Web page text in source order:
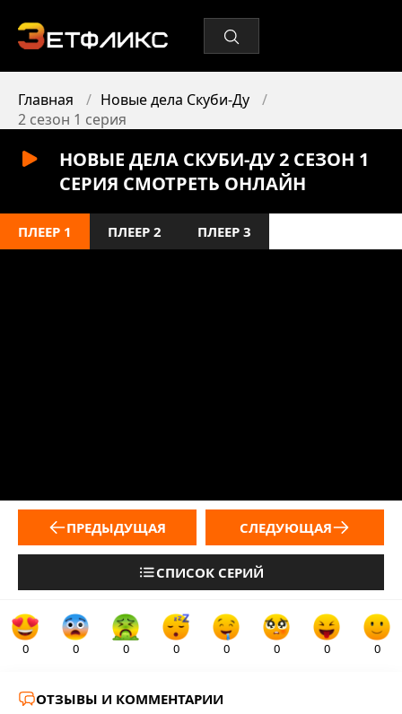
Главная
Новые дела Скуби-Ду
2 сезон 1 серия
НОВЫЕ ДЕЛА СКУБИ-ДУ 2 СЕЗОН 1
СЕРИЯ СМОТРЕТЬ ОНЛАЙН
ПЛЕЕР 1 ПЛЕЕР 2 ПЛЕЕР 3
ПРЕДЫДУЩАЯ
СПИСОК СЕРИЙ
СЛЕДУЮЩАЯ
0 0 0 0 0 0 0 0
ОТЗЫВЫ И КОММЕНТАРИИ